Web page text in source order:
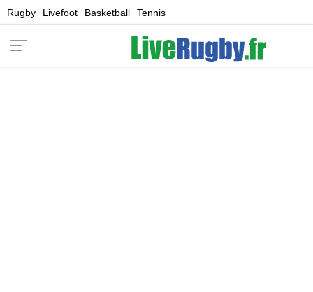
Rugby Livefoot Basketball Tennis